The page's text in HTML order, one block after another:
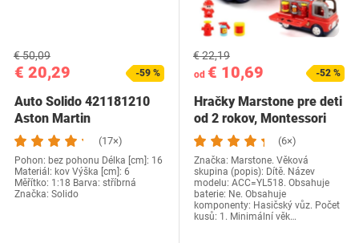
€ 20,29
€ 50,09
-59 %
Auto Solido 421181210
Aston Martin
(17×)
Pohon: bez pohonu Délka [cm]: 16
Materiál: kov Výška [cm]: 6
Měřítko: 1:18 Barva: stříbrná
Značka: Solido
od € 10,69
€ 22,19
-52 %
Hračky Marstone pre deti
od 2 rokov, Montessori
hasičské…
(6×)
Značka: Marstone. Věková
skupina (popis): Dítě. Název
modelu: ACC=YL518. Obsahuje
baterie: Ne. Obsahuje
komponenty: Hasičský vůz. Počet
kusů: 1. Minimální věk…